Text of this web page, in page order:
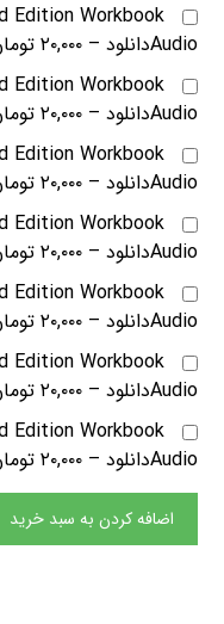
Edition Workbook
Audioدانلود
–۲۰,۰۰۰ تومان
Edition Workbook
Audioدانلود
–۲۰,۰۰۰ تومان
Edition Workbook
Audioدانلود
–۲۰,۰۰۰ تومان
Edition Workbook
Audioدانلود
–۲۰,۰۰۰ تومان
Edition Workbook
Audioدانلود
–۲۰,۰۰۰ تومان
Edition Workbook
Audioدانلود
–۲۰,۰۰۰ تومان
Edition Workbook
Audioدانلود
–۲۰,۰۰۰ تومان
اضافه کردن به سبد خرید